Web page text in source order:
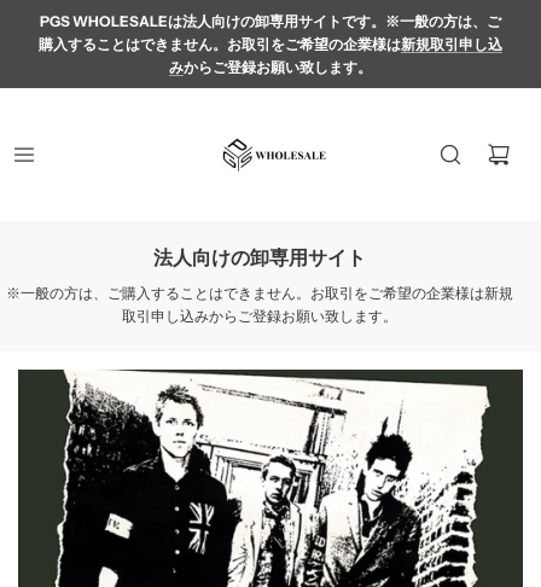
PGS WHOLESALEは法人向けの卸専用サイトです。※一般の方は、ご
購入することはできません。お取引をご希望の企業様は新規取引申し込
みからご登録お願い致します。
お取引をご希望の企業様は新規
※一般の方は、ご購入することはで